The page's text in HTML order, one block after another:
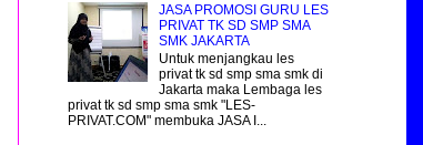
JASA PROMOSI GURU LES
PRIVAT TK SD SMP SMA
SMK JAKARTA
Untuk menjangkau les
privat tk sd smp sma smk di
Jakarta maka Lembaga les
privat tk sd smp sma smk "LES-
PRIVAT.COM" membuka JASA I...